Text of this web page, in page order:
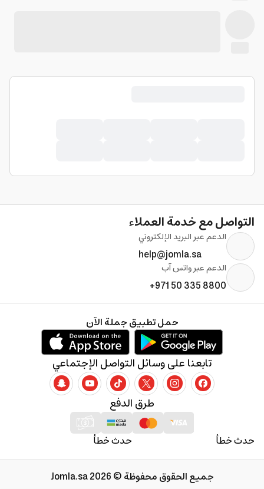
التواصل مع خدمة العملاء
الدعم عبر البريد الإلكتروني
help@jomla.sa
الدعم عبر واتس آب
+971 50 335 8800
حدث خطأ حدث خطأ
طرق الدفع
تابعنا على وسائل التواصل الإجتماعي
حمل تطبيق جملة الآن
جميع الحقوق محفوظة © 2026 Jomla.sa